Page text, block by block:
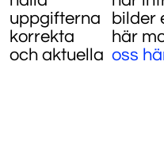
bilder
här
oss